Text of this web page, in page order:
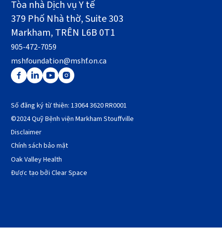
Tòa nhà Dịch vụ Y tế
379 Phố Nhà thờ, Suite 303
Markham, TRÊN L6B 0T1
905-472-7059
mshfoundation@mshf.on.ca
Số đăng ký từ thiện: 13064 3620 RR0001
©2024 Quỹ Bệnh viện Markham Stouffville
Disclaimer
Chính sách bảo mật
Oak Valley Health
Được tạo bởi Clear Space